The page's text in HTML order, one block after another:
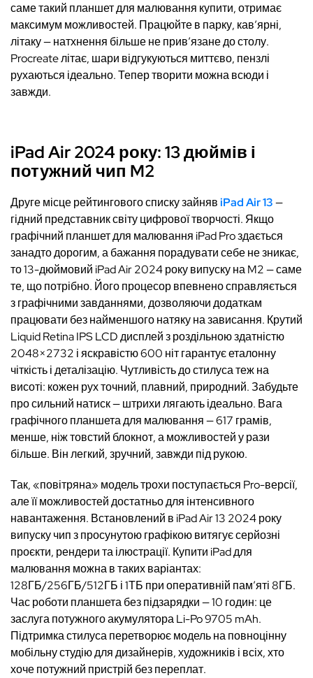
саме такий планшет для малювання купити, отримає
максимум можливостей. Працюйте в парку, кав’ярні,
літаку — натхнення більше не прив’язане до столу.
Procreate літає, шари відгукуються миттєво, пензлі
рухаються ідеально. Тепер творити можна всюди і
завжди.
iPad Air 2024 року: 13 дюймів і
потужний чип M2
Друге місце рейтингового списку зайнявiPad Air 13—
гідний представник світу цифрової творчості. Якщо
графічний планшет для малювання iPad Pro здається
занадто дорогим, а бажання порадувати себе не зникає,
то 13-дюймовий iPad Air 2024 року випуску на M2 — саме
те, що потрібно. Його процесор впевнено справляється
з графічними завданнями, дозволяючи додаткам
працювати без найменшого натяку на зависання. Крутий
Liquid Retina IPS LCD дисплей з роздільною здатністю
2048×2732 і яскравістю 600 ніт гарантує еталонну
чіткість і деталізацію. Чутливість до стилуса теж на
висоті: кожен рух точний, плавний, природний. Забудьте
про сильний натиск — штрихи лягають ідеально. Вага
графічного планшета для малювання — 617 грамів,
менше, ніж товстий блокнот, а можливостей у рази
більше. Він легкий, зручний, завжди під рукою.
Так, «повітряна» модель трохи поступається Pro-версії,
але її можливостей достатньо для інтенсивного
навантаження. Встановлений в iPad Air 13 2024 року
випуску чип з просунутою графікою витягує серйозні
проєкти, рендери та ілюстрації. Купити iPad для
малювання можна в таких варіантах:
128ГБ/256ГБ/512ГБ і 1ТБ при оперативній пам’яті 8ГБ.
Час роботи планшета без підзарядки — 10 годин: це
заслуга потужного акумулятора Li-Po 9705 mAh.
Підтримка стилуса перетворює модель на повноцінну
мобільну студію для дизайнерів, художників і всіх, хто
хоче потужний пристрій без переплат.